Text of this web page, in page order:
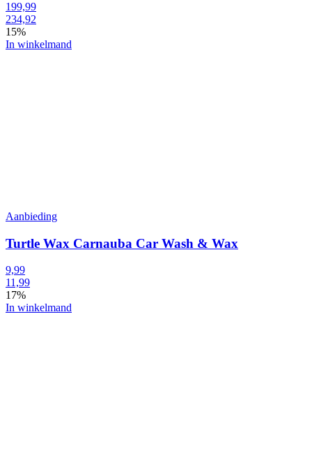
199,99
234,92
15%
In winkelmand
Aanbieding
Turtle Wax Carnauba Car Wash & Wax
9,99
11,99
17%
In winkelmand